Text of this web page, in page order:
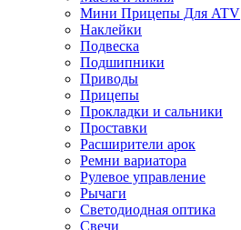
Мини Прицепы Для ATV
Наклейки
Подвеска
Подшипники
Приводы
Прицепы
Прокладки и сальники
Проставки
Расширители арок
Ремни вариатора
Рулевое управление
Рычаги
Светодиодная оптика
Свечи